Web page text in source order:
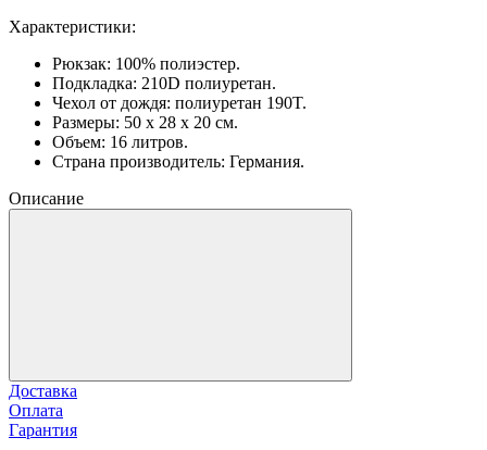
Характеристики:
Рюкзак: 100% полиэстер.
Подкладка: 210D полиуретан.
Чехол от дождя: полиуретан 190T.
Размеры: 50 x 28 x 20 см.
Объем: 16 литров.
Страна производитель: Германия.
Описание
Доставка
Оплата
Гарантия